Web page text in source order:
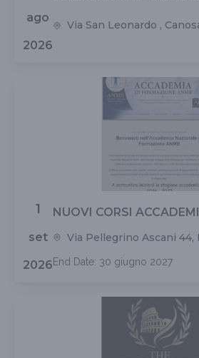
ago
2026
E MOLISE
Via San Leonardo ,
1
set
2026
NUOVI CORSI
Via Pellegrino Ascani 44,
End Date: 30 giugno 2027